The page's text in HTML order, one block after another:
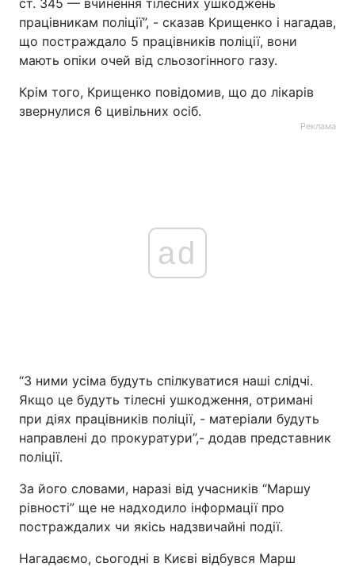
ст. 345 — вчинення тілесних ушкоджень
працівникам поліції”, - сказав Крищенко і нагадав,
що постраждало 5 працівників поліції, вони
мають опіки очей від сльозогінного газу.
Крім того, Крищенко повідомив, що до лікарів
звернулися 6 цивільних осіб.
Реклама
ad
“З ними усіма будуть спілкуватися наші слідчі.
Якщо це будуть тілесні ушкодження, отримані
при діях працівників поліції, - матеріали будуть
направлені до прокуратури”,- додав представник
поліції.
За його словами, наразі від учасників “Маршу
рівності” ще не надходило інформації про
постраждалих чи якісь надзвичайні події.
Нагадаємо, сьогодні в Києві відбувся Марш